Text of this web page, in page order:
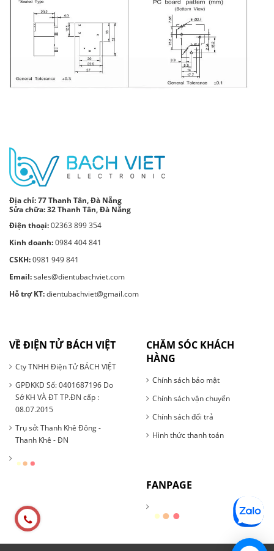
Địa chỉ:77 Thanh Tân, Đà Nẵng
Sửa chữa: 32 Thanh Tân, Đà Nẵng
Điện thoại:02363 899 354
Kinh doanh:0984 404 841
CSKH:0981 949 841
Email:sales@dientubachviet.com
Hỗ trợ KT:dientubachviet@gmail.com
VỀ ĐIỆN TỬ BÁCH VIỆT
Cty TNHH Điện Tử BÁCH VIỆT
GPĐKKD Số: 0401687196 Do
Sở KH VÀ ĐT TP.ĐN cấp :
08.07.2015
Trụ sở: Thanh Khê Đông -
Thanh Khê - ĐN
CHĂM SÓC KHÁCH
HÀNG
Chính sách bảo mật
Chính sách vận chuyển
Chính sách đổi trả
Hình thức thanh toán
FANPAGE